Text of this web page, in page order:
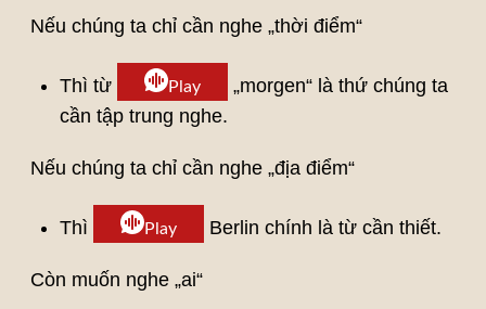
Nếu chúng ta chỉ cần nghe „thời điểm“
Thì từ Play
„morgen“ là thứ chúng ta
cần tập trung nghe.
Nếu chúng ta chỉ cần nghe „địa điểm“
Thì Play Berlin chính là từ cần thiết.
Còn muốn nghe „ai“